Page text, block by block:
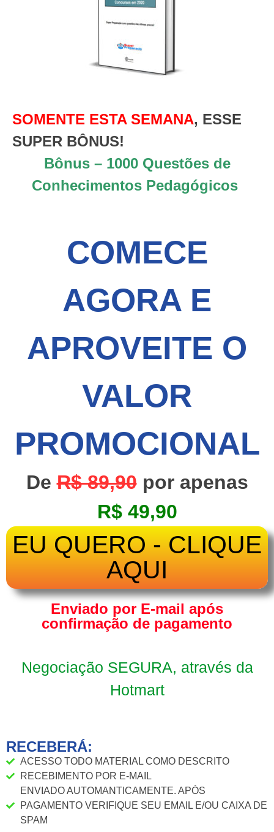
SOMENTE ESTA SEMANA, ESSE
SUPER BÔNUS!
Bônus – 1000 Questões de
Conhecimentos Pedagógicos
COMECE
AGORA E
APROVEITE O
VALOR
PROMOCIONAL
De R$ 89,90por apenas
R$ 49,90
EU QUERO - CLIQUE
AQUI
Enviado por E-mail após
confirmação de pagamento
Negociação SEGURA, através da
Hotmart
RECEBERÁ:
ACESSO TODO MATERIAL COMO DESCRITO
RECEBIMENTO POR E-MAIL
ENVIADO AUTOMANTICAMENTE. APÓS
PAGAMENTO VERIFIQUE SEU EMAIL E/OU CAIXA DE
SPAM